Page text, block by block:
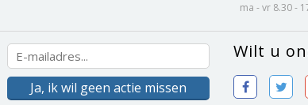
ma - vr 8.30 -
Ja, ik wil geen actie missen
Wilt u